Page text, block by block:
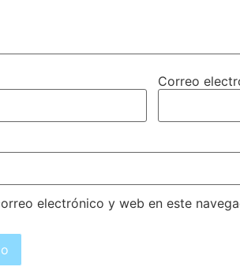
Correo
electrónico y web en este